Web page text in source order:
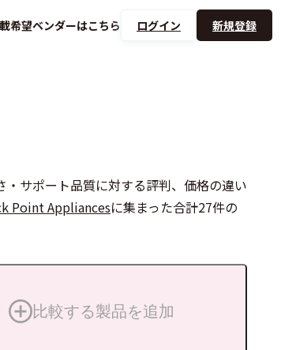
希望ベンダーはこちら ログイン 新規登録
サポート品質に対する評判、価格の違い
Point Appliancesに集まった合計27件の
比較する製品を追加